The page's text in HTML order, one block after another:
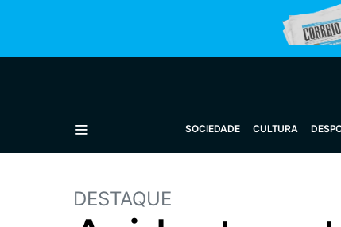
SOCIEDADE CULTURA
DESTAQUE